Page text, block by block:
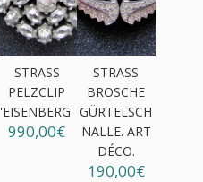
STRASS
PELZCLIP
'EISENBERG'
990,00€
STRASS
BROSCHE
GÜRTELSCH
NALLE. ART
DÉCO.
190,00€